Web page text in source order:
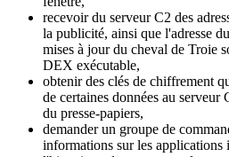
recevoir du serveur C2 des
la publicité, ainsi que l'adresse
mises à jour du cheval de Troie
DEX exécutable,
obtenir des clés de chiffrement
de certaines données au serveur
du presse-papiers,
demander un groupe de
informations sur les applications